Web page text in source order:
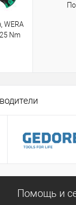
WERA
Nm
Помощь и